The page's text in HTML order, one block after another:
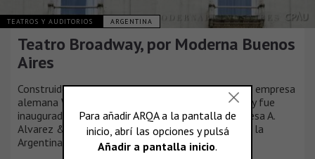
TEATROS Y AUDITORIOS ARGENTINA
Teatro Broadway, por Moderna Buenos
Aires
Construido en terrenos de la familia Gourdy por la empresa
alemana Wayss y Freytag, el cine-teatro Broadway fue
inaugurado el 11 de octubre de 1930 por la empresa A.
Alvarez & Cía., en un período del auge del cine en la
Argentina.